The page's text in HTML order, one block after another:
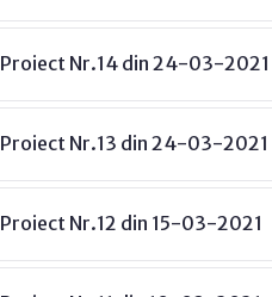
Proiect Nr.14 din 24-03-2021
Proiect Nr.13 din 24-03-2021
Proiect Nr.12 din 15-03-2021